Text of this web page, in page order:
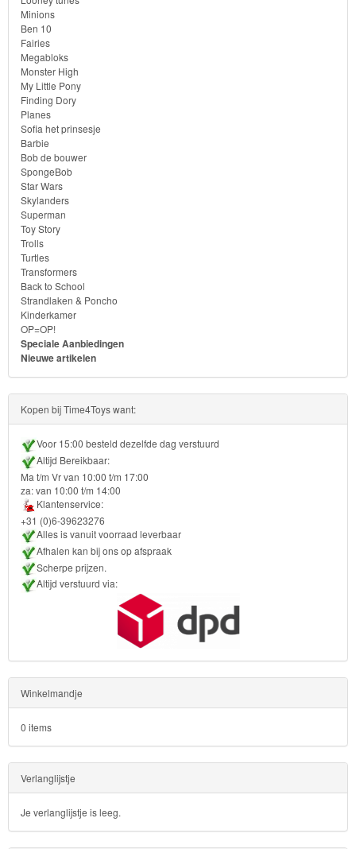
Transformers
Back
to
School
Strandlaken
&
Poncho
Kinderkamer
OP=OP!
Minions
Ben 10
Fairies
Megabloks
Monster High
My Little Pony
Finding Dory
Planes
Sofia het prinsesje
Barbie
Bob de bouwer
SpongeBob
Star Wars
Skylanders
Superman
Toy Story
Trolls
Turtles
Transformers
Back to School
Strandlaken & Poncho
Kinderkamer
OP=OP!
Speciale Aanbiedingen
Nieuwe artikelen
Kopen bij Time4Toys want:
Voor 15:00 besteld dezelfde dag verstuurd
Altijd Bereikbaar:
Ma t/m Vr van 10:00 t/m 17:00
za: van 10:00 t/m 14:00
Klantenservice:
+31 (0)6-39623276
Alles is vanuit voorraad leverbaar
Afhalen kan bij ons op afspraak
Scherpe prijzen.
Altijd verstuurd via:
Winkelmandje
0 items
Verlanglijstje
Je verlanglijstje is leeg.